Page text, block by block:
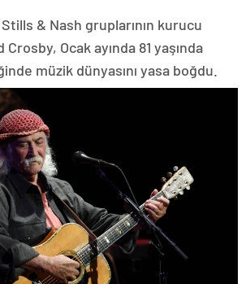
& Nash gruplarının kurucu
Ocak ayında 81 yaşında
müzik dünyasını yasa boğdu.